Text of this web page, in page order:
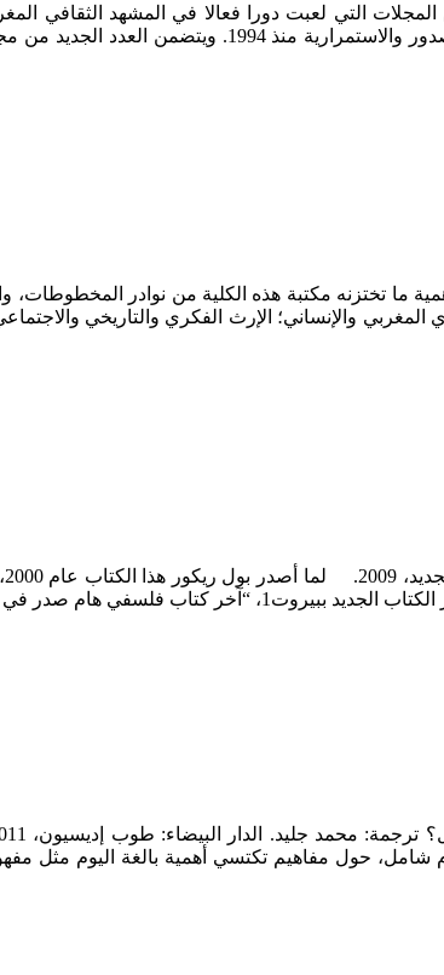
(عدد 35) من مجلة علامات. وهي من المجلات التي لعبت دورا فعالا
يديرها الناقد والسميائي سعيد بنكراد. وقد حافظت مجلة
ما تختزنه مكتبة هذه الكلية من نوادر المخطوطات،
والإنساني؛ الإرث الفكري والتاريخي
شامل، حول مفاهيم تكتسي أهمية بالغة اليوم مثل